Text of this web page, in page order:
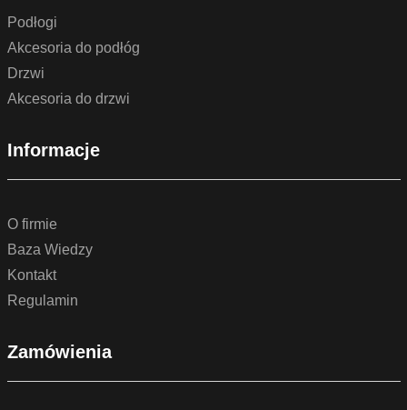
Podłogi
Akcesoria do podłóg
Drzwi
Akcesoria do drzwi
Informacje
O firmie
Baza Wiedzy
Kontakt
Regulamin
Zamówienia